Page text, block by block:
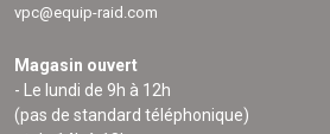
vpc@equip-raid.com
Magasin ouvert
- Le lundi de 9h à 12h
(pas de standard téléphonique)